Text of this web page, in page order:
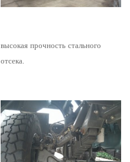
высокая прочность стального
отсека.